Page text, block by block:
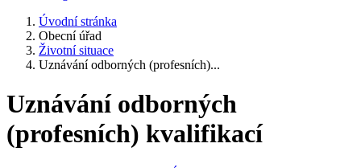
Úvodní stránka
Obecní úřad
Životní situace
Uznávání odborných (profesních)...
Uznávání odborných
(profesních) kvalifikací